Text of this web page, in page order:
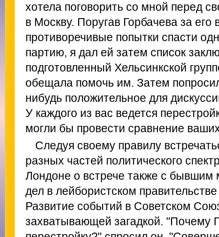
хотела поговорить со мной перед
в Москву. Поругав Горбачева за его
противоречивые попытки спасти
партию, я дал ей затем список
подготовленный Хельсинкской
обещала помочь им. Затем
нибудь положительное для
У каждого из вас ведется
могли бы провести сравнение
Следуя своему правилу
разных частей политического
Лондоне о встрече также с
дел в лейбористском
Развитие событий в Советском
захватывающей загадкой. "Почему